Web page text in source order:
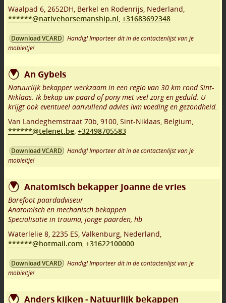
Waalpad 6, 2652DH, Berkel en Rodenrijs, Nederland,
******@nativehorsemanship.nl, +31683692348
Download VCARD
Handig! Importeer dit in de contactenlijst van je
mobieltje!
An Gybels
Natuurlijk bekapper werkzaam in een regio van 30 km rond Sint-
Niklaas. Ik bekap uw paard of pony met veel zorg en geduld. U
krijgt ook eventueel aanvullend advies ivm voeding en gezondheid.
Van Landeghemstraat 70b, 9100, Sint-Niklaas, Belgium,
******@telenet.be, +32498705583
Download VCARD
Handig! Importeer dit in de contactenlijst van je
mobieltje!
Anatomisch bekapper Joanne de vries
Barefoot paardadviseur
Anatomisch en mechanisch bekappen
Specialisatie in trauma, jonge paarden, hb
Waterlelie 8, 2235 ES, Valkenburg, Nederland,
******@hotmail.com, +31622100000
Download VCARD
Handig! Importeer dit in de contactenlijst van je
mobieltje!
Anders kijken - Natuurlijk bekappen